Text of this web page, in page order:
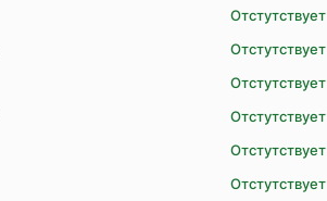
Отстутствует
Отстутствует
Отстутствует
Отстутствует
Отстутствует
Отстутствует